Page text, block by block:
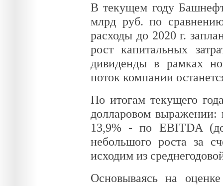
В текущем году
млрд руб. по
расходы до 2020 г.
рост капитальных
дивиденды в рамках
поток компании
По итогам текущего
долларовом
13,9% - по EBITDA
небольшого роста за
исходим из
Основываясь на